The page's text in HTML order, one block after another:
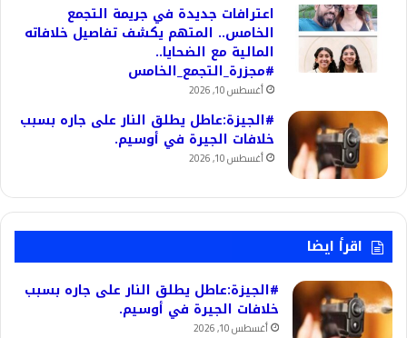
اعترافات جديدة في جريمة التجمع
الخامس.. المتهم يكشف تفاصيل خلافاته
المالية مع الضحايا..
#مجزرة_التجمع_الخامس
أغسطس 10, 2026
#الجيزة:عاطل يطلق النار على جاره بسبب
خلافات الجيرة في أوسيم.
أغسطس 10, 2026
اقرأ ايضا
#الجيزة:عاطل يطلق النار على جاره بسبب
خلافات الجيرة في أوسيم.
أغسطس 10, 2026